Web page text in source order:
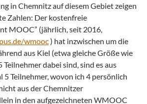
in Chemnitz auf diesem Gebiet zeigen
Zahlen: Der kostenfreie
MOOC” (jährlich, seit 2016,
wmooc) hat inzwischen um die
aus Kiel (etwa gleiche Größe wie
dabei sind, sind es aus
5 Teilnehmer, wovon ich 4 persönlich
aus der Chemnitzer
in den aufgezeichneten WMOOC